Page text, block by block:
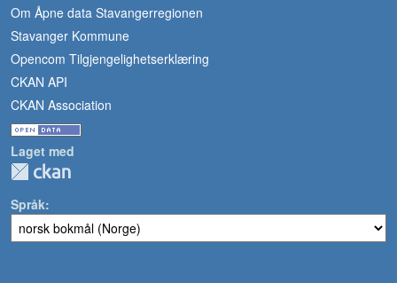
Om Åpne data Stavangerregionen
Stavanger Kommune
Opencom Tilgjengelighetserklæring
CKAN API
CKAN Association
Laget med
Språk